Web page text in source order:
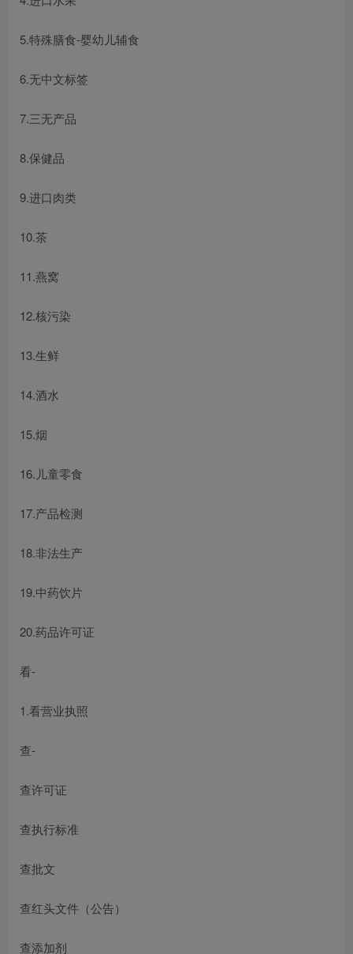
5.特殊膳食-婴幼儿辅食
6.无中文标签
7.三无产品
8.保健品
9.进口肉类
10.茶
11.燕窝
12.核污染
13.生鲜
14.酒水
15.烟
16.儿童零食
17.产品检测
18.非法生产
19.中药饮片
20.药品许可证
看-
1.看营业执照
查-
查许可证
查执行标准
查批文
查红头文件（公告）
查添加剂